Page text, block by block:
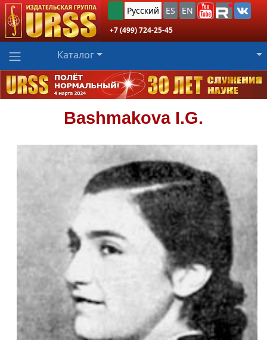
Русский ES EN
+7 (499) 724-25-45
Каталог
Bashmakova I.G.